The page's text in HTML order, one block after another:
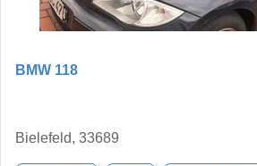
BMW 118
Bielefeld, 33689